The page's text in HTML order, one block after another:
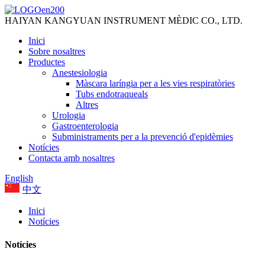
HAIYAN KANGYUAN INSTRUMENT MÈDIC CO., LTD.
Inici
Sobre nosaltres
Productes
Anestesiologia
Màscara laríngia per a les vies respiratòries
Tubs endotraqueals
Altres
Urologia
Gastroenterologia
Subministraments per a la prevenció d'epidèmies
Notícies
Contacta amb nosaltres
English
中文
Inici
Notícies
Notícies